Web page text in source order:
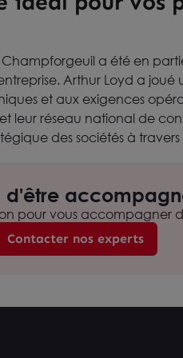
a été en
Arthur Loyd a
et aux exigences
réseau national de
des sociétés à travers
d'être
pour vous accompagner
Contacter nos experts